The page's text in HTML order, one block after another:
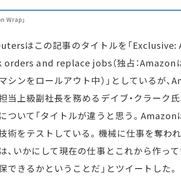
Wrap」
はこの記事のタイトルを「
orders and replace jobs（独占：Amazon
シンをロールアウト中）」としているが
当上級副社長を務めるデイブ・クラー
ついて「タイトルが違うと思う。
術をテストしている。機械に仕事を奪わ
、いかにして現在の仕事とこれから作っ
できるかということだ」とツイートした。